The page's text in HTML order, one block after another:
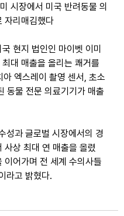
시장에서 미국 반려동물 의
자리매김했다
현지 법인인 마이벳 이미
대 매출을 올리는 쾌거를
엑스레이 촬영 센서, 초소
동물 전문 의료기기가 매출
성과 글로벌 시장에서의 경
사상 최대 연 매출을 올렸
이어가며 전 세계 수의사들
라고 밝혔다.